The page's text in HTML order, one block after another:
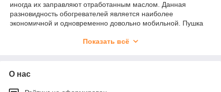
иногда их заправляют отработанным маслом. Данная
разновидность обогревателей является наиболее
экономичной и одновременно довольно мобильной. Пушка
площади и объему помещений, поскольку показатель
Купить дизельную пушку — мудрое решение
Показать всё
О нас